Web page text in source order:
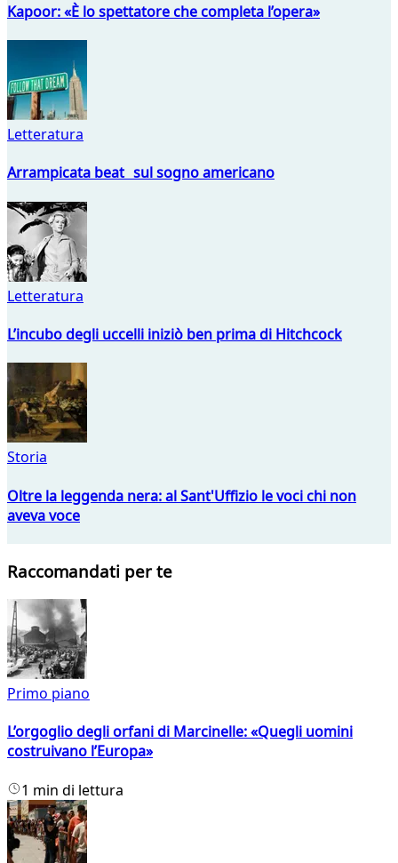
Kapoor: «È lo spettatore che completa l’opera»
Letteratura
Arrampicata beat sul sogno americano
Letteratura
L’incubo degli uccelli iniziò ben prima di Hitchcock
Storia
Oltre la leggenda nera: al Sant'Uffizio le voci chi non
aveva voce
Raccomandati per te
Primo piano
L’orgoglio degli orfani di Marcinelle: «Quegli uomini
costruivano l’Europa»
1 min di lettura